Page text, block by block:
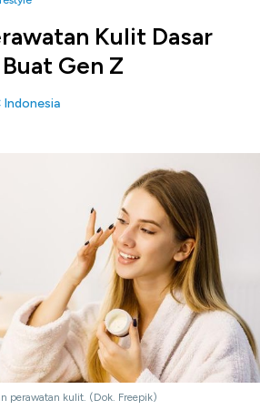
Kulit Dasar
Gen Z
Indonesia
perawatan kulit. (Dok. Freepik)